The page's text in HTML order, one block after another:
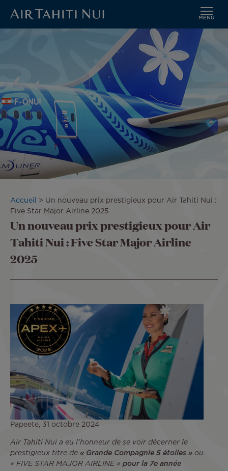
MENU
Fil
d'Ariane
Accueil
Un nouveau prix prestigieux pour Air Tahiti Nui :
Five Star Major Airline 2025
Un nouveau prix prestigieux pour Air
Tahiti Nui : Five Star Major Airline
2025
Papeete, 31 octobre 2024
Air Tahiti Nui a eu l’honneur de se voir décerner le
prestigieux titre de « Grande Compagnie 5 étoiles » ou
« FIVE STAR MAJOR AIRLINE » pour la 7e année